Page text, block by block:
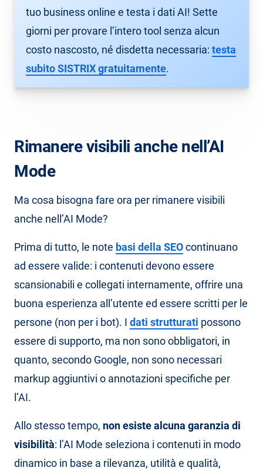
tuo business online e testa i dati AI! Sette
giorni per provare l’intero tool senza alcun
costo nascosto, né disdetta necessaria: testa
subito SISTRIX gratuitamente.
Rimanere visibili anche nell’AI
Mode
Ma cosa bisogna fare ora per rimanere visibili
anche nell’AI Mode?
Prima di tutto, le note basi della SEOcontinuano
ad essere valide: i contenuti devono essere
scansionabili e collegati internamente, offrire una
buona esperienza all’utente ed essere scritti per le
persone (non per i bot). I dati strutturati possono
essere di supporto, ma non sono obbligatori, in
quanto, secondo Google, non sono necessari
markup aggiuntivi o annotazioni specifiche per
l’AI.
Allo stesso tempo, non esiste alcuna garanzia di
visibilità: l’AI Mode seleziona i contenuti in modo
dinamico in base a rilevanza, utilità e qualità,